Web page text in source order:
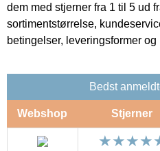
dem med stjerner fra 1 til 5 ud
sortimentstørrelse,
betingelser, leveringsformer
Bedst
Webshop Stjerner